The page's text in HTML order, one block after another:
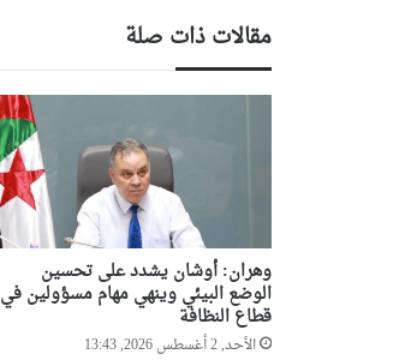
مقالات ذات صلة
وهران: أوشان يشدد على تحسين
الوضع البيئي وينهي مهام مسؤولين في
قطاع النظافة
الأحد, 2 أغسطس 2026, 13:43